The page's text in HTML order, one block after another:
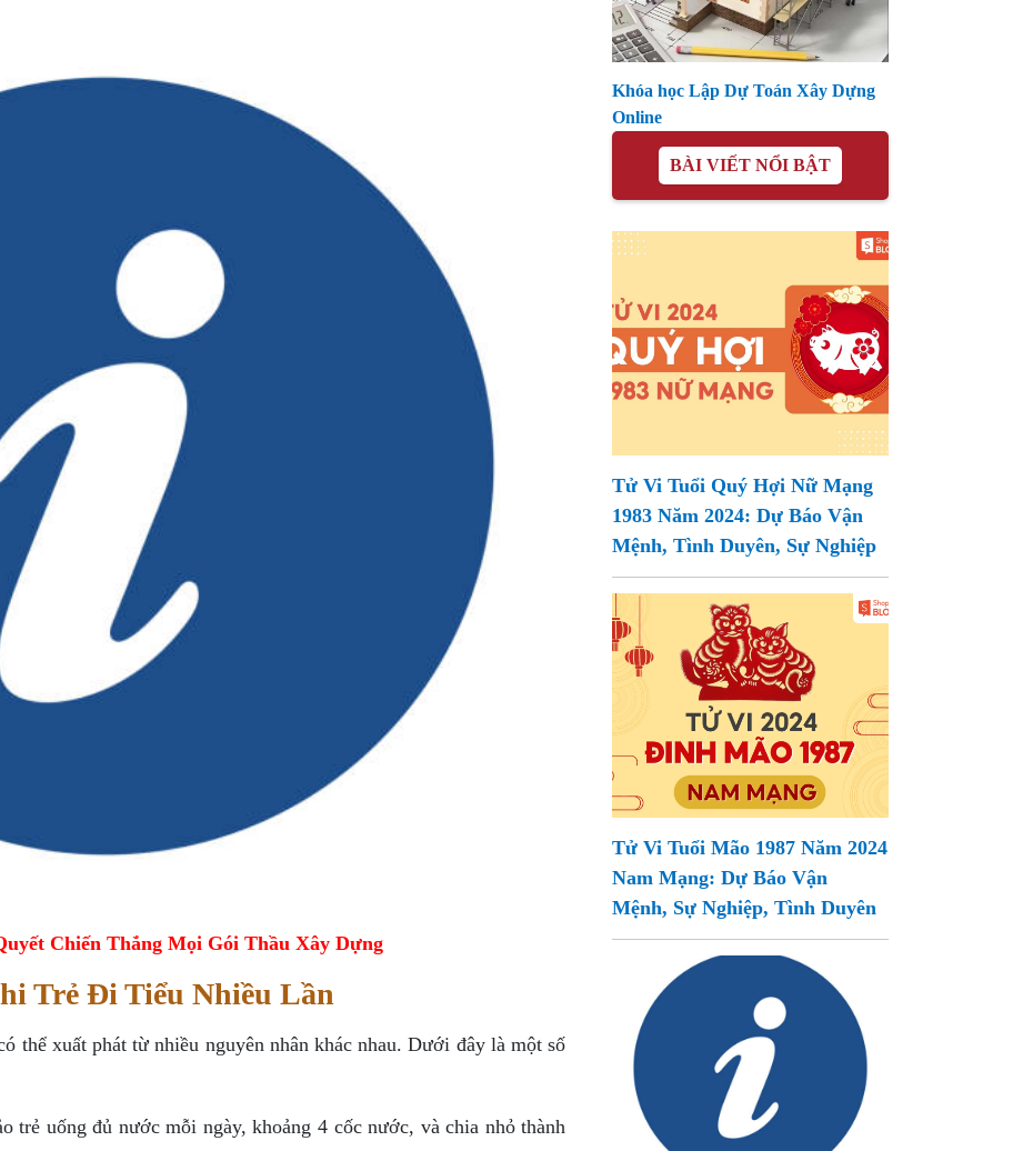
Chiến Thắng Mọi Gói Thầu Xây Dựng
Trẻ Đi Tiểu Nhiều Lần
thể xuất phát từ nhiều nguyên nhân khác nhau. Dưới đây là một số
trẻ uống đủ nước mỗi ngày, khoảng 4 cốc nước, và chia nhỏ thành
Khóa học Lập Dự Toán Xây Dựng
Online
BÀI VIẾT NỔI BẬT
Tử Vi Tuổi Quý Hợi Nữ Mạng
1983 Năm 2024: Dự Báo Vận
Mệnh, Tình Duyên, Sự Nghiệp
Tử Vi Tuổi Mão 1987 Năm 2024
Nam Mạng: Dự Báo Vận
Mệnh, Sự Nghiệp, Tình Duyên